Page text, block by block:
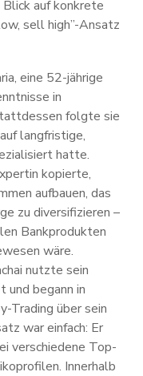
auf konkrete
sell high”-Ansatz
eine 52-jährige
in
folgte sie
langfristige,
hatte.
kopierte,
aufbauen, das
zu diversifizieren –
Bankprodukten
wäre.
nutzte sein
begann in
Trading über sein
war einfach: Er
verschiedene Top-
Innerhalb